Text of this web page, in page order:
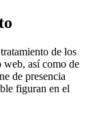
de los
web, así como de
de presencia
figuran en el